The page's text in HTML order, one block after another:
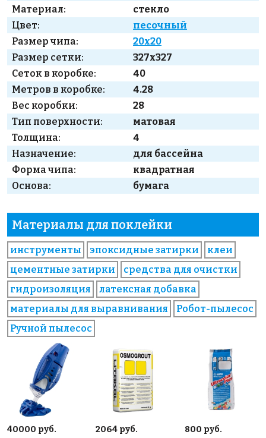
Материал:
стекло
Цвет:
песочный
Размер чипа:
20x20
Размер сетки:
327x327
Сеток в коробке:
40
Метров в коробке:
4.28
Вес коробки:
28
Тип поверхности:
матовая
Толщина:
4
Назначение:
для бассейна
Форма чипа:
квадратная
Основа:
бумага
Материалы для поклейки
инструменты эпоксидные затирки
клеи
цементные затирки
средства для очистки
гидроизоляция
латексная добавка
материалы для выравнивания
Робот-пылесос
Ручной пылесос
40000 руб.
2064 руб.
800 руб.